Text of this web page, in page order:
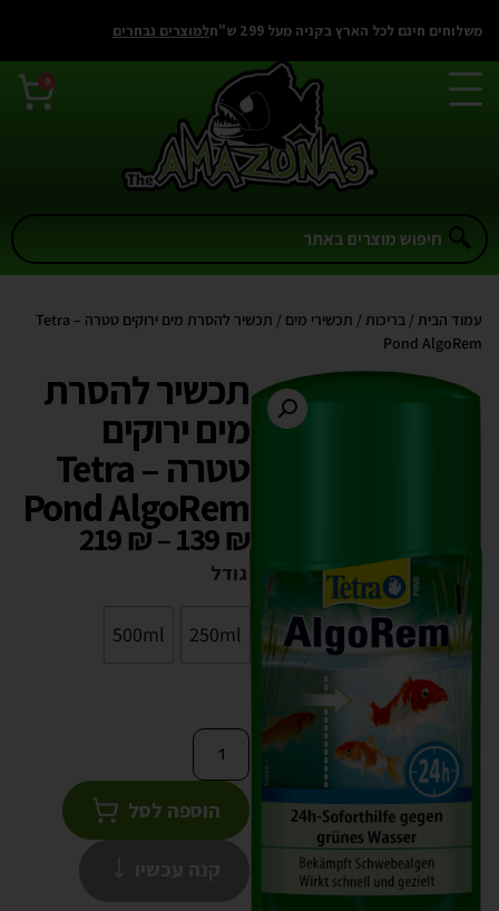
משלוחים חינם לכל הארץ בקניה מעל 299 ש"ח למוצרים נבחרים
0
עמוד הבית / בריכות / תכשירי מים
/ תכשיר להסרת מים ירוקים טטרה – Tetra
Pond AlgoRem
תכשיר להסרת
מים ירוקים
טטרה – Tetra
Pond AlgoRem
139₪
–
219₪
גודל
250ml
500ml
הוספה לסל